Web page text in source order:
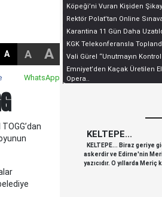
A A A
WhatsApp
Köpeği’ni Vuran Kişiden
Rektör Polat’tan Online
Karantina 11 Gün Daha
KGK Telekonferansla
Vali Gürel “Unutmayın
Emniyet’den Kaçak Üretilen
Opera..
KELTEPE...
KELTEPE... Biraz geriye
askerdir ve Edirne'nin
yazıcıdır. O yıllarda Meriç